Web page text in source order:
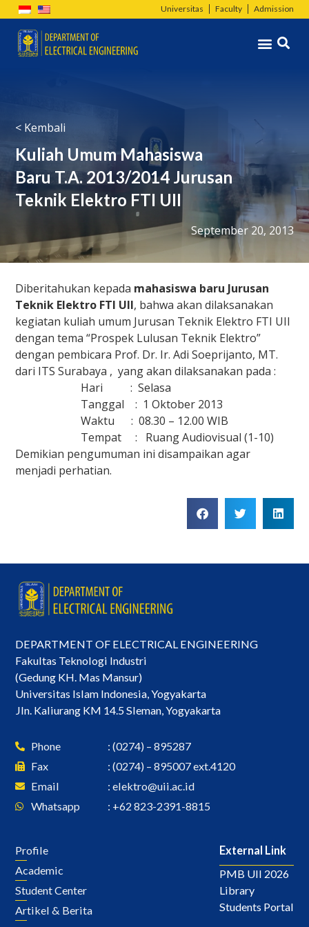
to
content
Universitas Faculty Admission
Menu
< Kembali
Kuliah Umum Mahasiswa
Baru T.A. 2013/2014 Jurusan
Teknik Elektro FTI UII
September 20, 2013
Diberitahukan kepada mahasiswa baru Jurusan
Teknik Elektro FTI UII, bahwa akan dilaksanakan
kegiatan kuliah umum Jurusan Teknik Elektro FTI UII
dengan tema “Prospek Lulusan Teknik Elektro”
dengan pembicara Prof. Dr. Ir. Adi Soeprijanto, MT.
dari ITS Surabaya , yang akan dilaksanakan pada :
Hari : Selasa
Tanggal : 1 Oktober 2013
Waktu : 08.30 – 12.00 WIB
Tempat : Ruang Audiovisual (1-10)
Demikian pengumuman ini disampaikan agar
menjadi perhatian.
DEPARTMENT OF ELECTRICAL ENGINEERING
Fakultas Teknologi Industri
(Gedung KH. Mas Mansur)
Universitas Islam Indonesia, Yogyakarta
Jln. Kaliurang KM 14.5 Sleman, Yogyakarta
Phone
Fax
Email
Whatsapp
: (0274) – 895287
: (0274) – 895007 ext.4120
: elektro@uii.ac.id
: +62 823-2391-8815
Profile
Academic
Student Center
Artikel & Berita
External Link
PMB UII 2026
Library
Students Portal